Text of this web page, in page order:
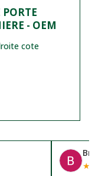
- OEM
cote
★